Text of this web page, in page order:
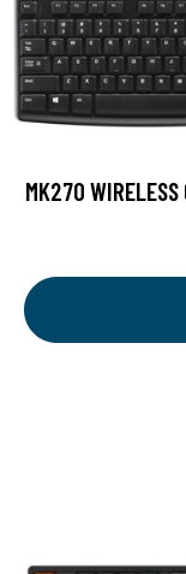
MK270 WIRELESS